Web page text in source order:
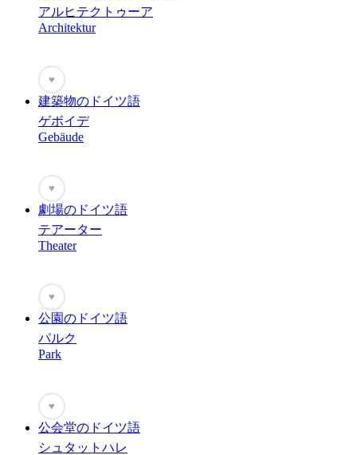
アルヒテクトゥーア
Architektur
♥
建築物のドイツ語
ゲボイデ
Gebäude
♥
劇場のドイツ語
テアーター
Theater
♥
公園のドイツ語
パルク
Park
♥
公会堂のドイツ語
シュタットハレ